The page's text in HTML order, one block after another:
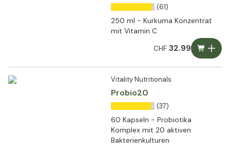
(61)
250 ml - Kurkuma Konzentrat
mit Vitamin C
CHF32.99
Vitality Nutritionals
Probio20
(37)
60 Kapseln - Probiotika
Komplex mit 20 aktiven
Bakterienkulturen